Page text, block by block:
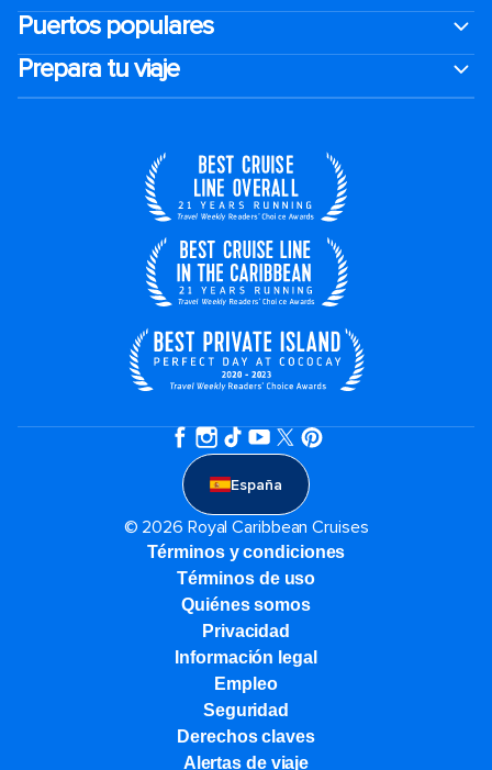
Puertos populares
Prepara tu viaje
España
© 2026 Royal Caribbean Cruises
Términos y condiciones
Términos de uso
Quiénes somos
Privacidad
Información legal
Empleo
Seguridad
Derechos claves
Alertas de viaje